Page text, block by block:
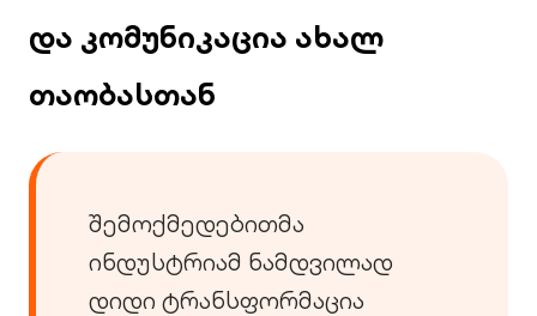
და კომუნიკაცია ახალ
თაობასთან
შემოქმედებითმა
ინდუსტრიამ ნამდვილად
დიდი ტრანსფორმაცია